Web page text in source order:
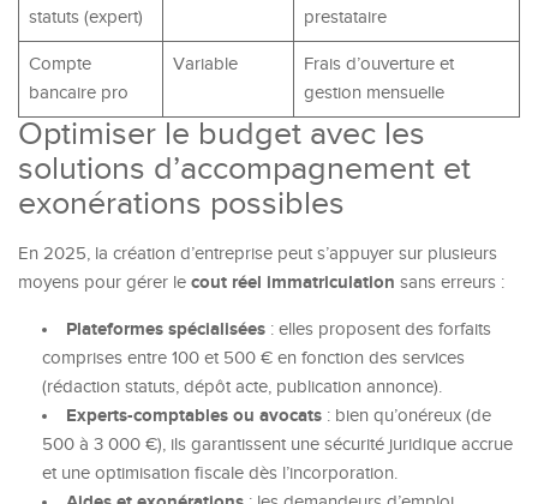
statuts (expert)
prestataire
Compte
bancaire pro
Variable
Frais d’ouverture et
gestion mensuelle
Optimiser le budget avec les
solutions d’accompagnement et
exonérations possibles
En 2025, la création d’entreprise peut s’appuyer sur plusieurs
moyens pour gérer le cout réel immatriculation sans erreurs :
Plateformes spécialisées : elles proposent des forfaits
comprises entre 100 et 500 € en fonction des services
(rédaction statuts, dépôt acte, publication annonce).
Experts-comptables ou avocats : bien qu’onéreux (de
500 à 3 000 €), ils garantissent une sécurité juridique accrue
et une optimisation fiscale dès l’incorporation.